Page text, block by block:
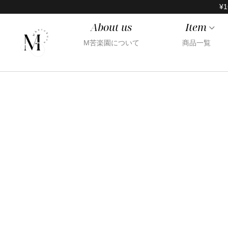
About us
M苦楽園について
Item
商品一覧